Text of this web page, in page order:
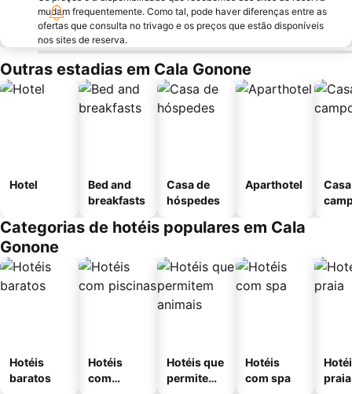
mudam frequentemente. Como tal, pode haver diferenças entre as
ofertas que consulta no trivago e os preços que estão disponíveis
nos sites de reserva.
Outras estadias em Cala Gonone
Hotel
Bed and
breakfasts
Casa de
hóspedes
Aparthotel
Categorias de hotéis populares em Cala
Gonone
Hotéis
baratos
Hotéis
com
Hotéis que
permitem
Hotéis
com spa
praia